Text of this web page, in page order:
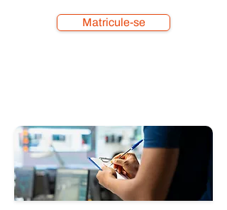
Matricule-se